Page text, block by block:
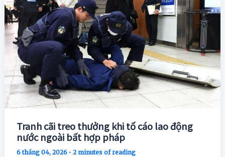
Tranh cãi treo thưởng khi tố cáo lao động
nước ngoài bất hợp pháp
6 tháng 04, 2026 •2 minutes of reading